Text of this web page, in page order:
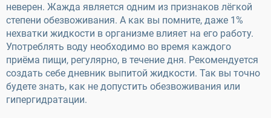
неверен. Жажда является одним из признаков лёгкой
степени обезвоживания. А как вы помните, даже 1%
нехватки жидкости в организме влияет на его работу.
Употреблять воду необходимо во время каждого
приёма пищи, регулярно, в течение дня. Рекомендуется
создать себе дневник выпитой жидкости. Так вы точно
будете знать, как не допустить обезвоживания или
гипергидратации.